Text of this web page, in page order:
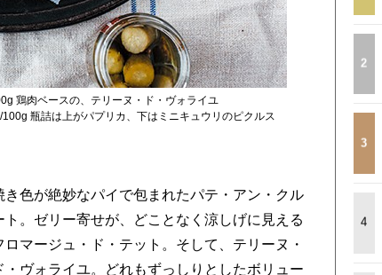
鶏肉ベースの、テリーヌ・ド・ヴォライユ
瓶詰は上がパプリカ、下はミニキュウリのピクルス
2
3
4